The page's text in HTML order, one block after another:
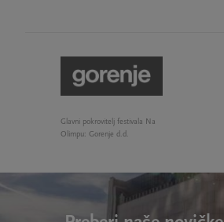
Glavni pokrovitelj festivala Na
Olimpu: Gorenje d.d.